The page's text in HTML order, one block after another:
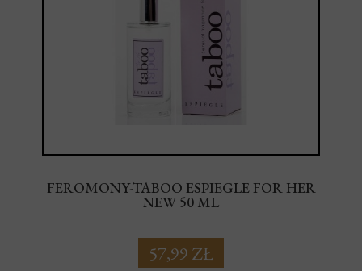
FEROMONY-TABOO ESPIEGLE FOR HER
NEW 50 ML
57,99 ZŁ